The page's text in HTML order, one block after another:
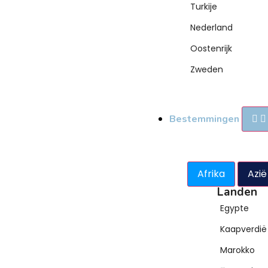
Turkije
Nederland
Oostenrijk
Zweden
Bestemmingen
Afrika Azië
Landen
Egypte
Kaapverdië
Marokko